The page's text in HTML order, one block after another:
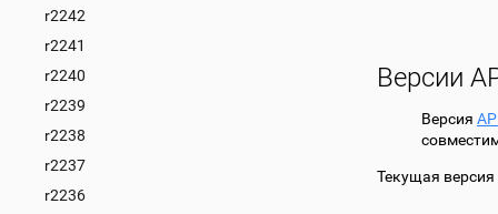
r2242
r2241
r2240
r2239
r2238
r2237
r2236
Версии
Версия
Текущая версия